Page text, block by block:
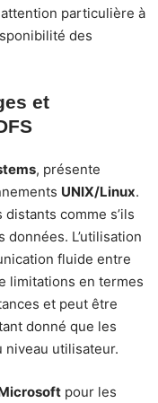
particulière à
des
et
, présente
UNIX/Linux.
comme s’ils
L’utilisation
fluide entre
limitations en termes
et peut être
donné que les
niveau utilisateur.
pour les